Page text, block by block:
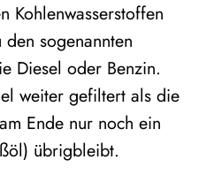
Kohlenwasserstoffen
sogenannten
Diesel oder Benzin.
weiter gefiltert als die
Ende nur noch ein
übrigbleibt.